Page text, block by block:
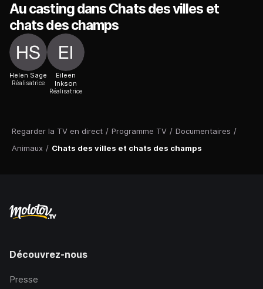
Regarder la TV en direct / Programme TV / Documentaires /
Animaux / Chats des villes et chats des champs
Au casting dans Chats des villes et
chats des champs
Helen Sage
Réalisatrice
Eileen
Inkson
Réalisatrice
Découvrez-nous
Presse